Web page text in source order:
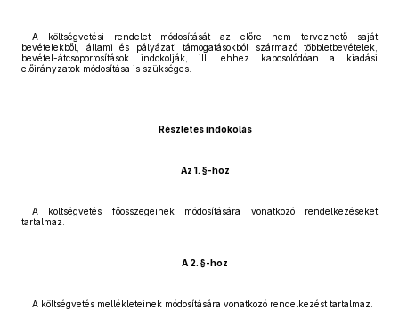
A költségvetési rendelet módosítását az előre nem tervezhető saját
bevételekből, állami és pályázati támogatásokból származó többletbevételek,
bevétel-átcsoportosítások indokolják, ill. ehhez kapcsolódóan a kiadási
előirányzatok módosítása is szükséges.
Részletes indokolás
Az 1. §-hoz
A költségvetés főösszegeinek módosítására vonatkozó rendelkezéseket
tartalmaz.
A 2. §-hoz
A költségvetés mellékleteinek módosítására vonatkozó rendelkezést tartalmaz.